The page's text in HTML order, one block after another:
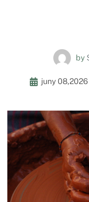
by
juny 08,2026